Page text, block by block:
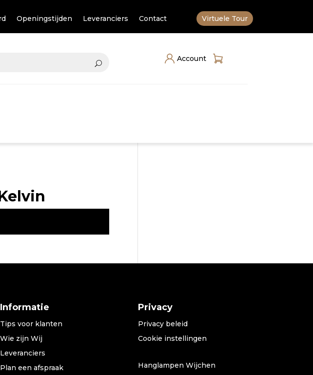
Openingstijden Leveranciers Contact Virtuele Tour
Account
Informatie
Tips voor klanten
Wie zijn Wij
Leveranciers
Plan een afspraak
Privacy
Privacy beleid
Cookie instellingen
Hanglampen Wijchen